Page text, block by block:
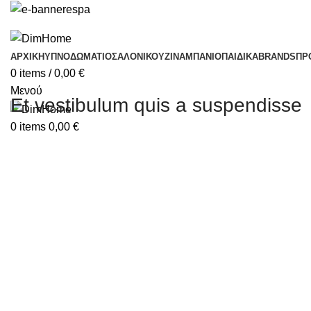
ΑΡΧΙΚΗΥΠΝΟΔΩΜΆΤΙΟΣΑΛΌΝΙ ΚΟΥΖΊΝΑΜΠΆΝΙΟΠΑΙΔΙΚΆBRANDS
0 items / 0,00 €
Μενού
0 items 0,00 €
Et vestibulum quis a suspendisse